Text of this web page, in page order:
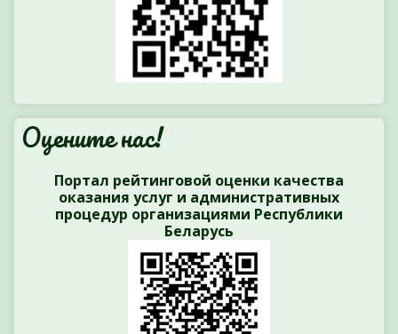
Оцените нас!
Портал рейтинговой оценки качества
оказания услуг и административных
процедур организациями Республики
Беларусь